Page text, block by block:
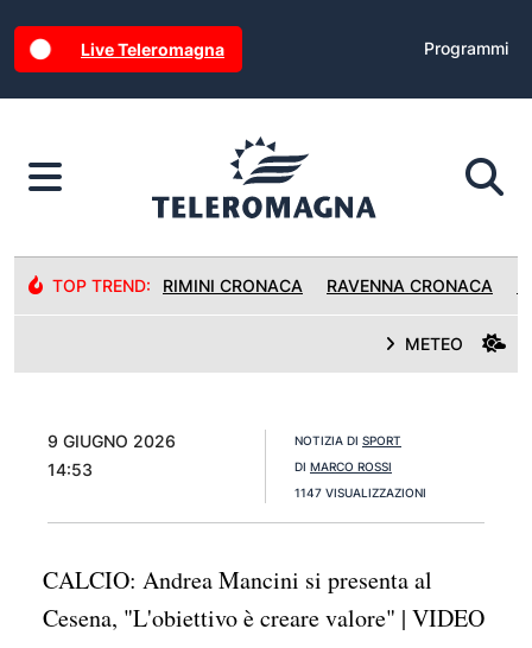
Live Teleromagna Programmi
TOP TREND: RIMINI CRONACA RAVENNA CRONACA
METEO
9 GIUGNO 2026
14:53
NOTIZIA DI SPORT
DI MARCO ROSSI
1147 VISUALIZZAZIONI
CALCIO: Andrea Mancini si presenta al
Cesena, "L'obiettivo è creare valore" | VIDEO